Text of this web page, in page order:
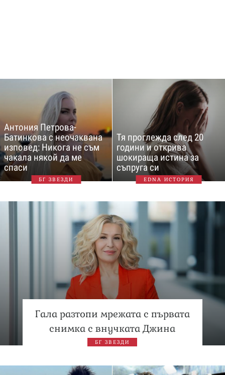
Антония Петрова-
Батинкова с неочаквана
изповед: Никога не съм
чакала някой да ме
спаси
БГ ЗВЕЗДИ
Тя проглежда след 20
години и открива
шокираща истина за
съпруга си
EDNA ИСТОРИЯ
Гала разтопи мрежата с първата
снимка с внучката Джина
БГ ЗВЕЗДИ